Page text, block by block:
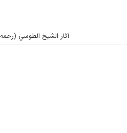
آثار الشيخ الطوسي (رحمه